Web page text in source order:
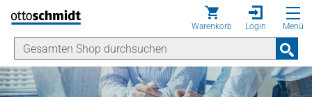
Direkt zum Inhalt
Warenkorb Login Menü